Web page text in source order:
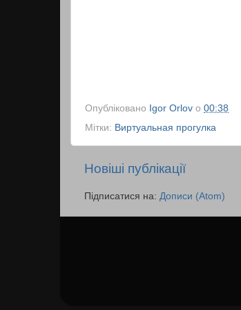
Опубліковано Igor Orlov о 00:38
Мітки: Виртуальная прогулка
Новіші публікації
Підписатися на: Дописи (Atom)